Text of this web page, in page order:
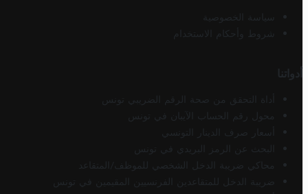
سياسة الخصوصية
شروط وأحكام الاستخدام
أدواتنا
أداة التحقق من صحة الرقم الضريبي تونس
محول رقم الحساب الآيبان في تونس
أسعار صرف الدينار التونسي
البحث عن الرمز البريدي في تونس
محاكي ضريبة الدخل الشخصي للموظف/المتقاعد
ضريبة الدخل للمتقاعدين الفرنسيين المقيمين في تونس